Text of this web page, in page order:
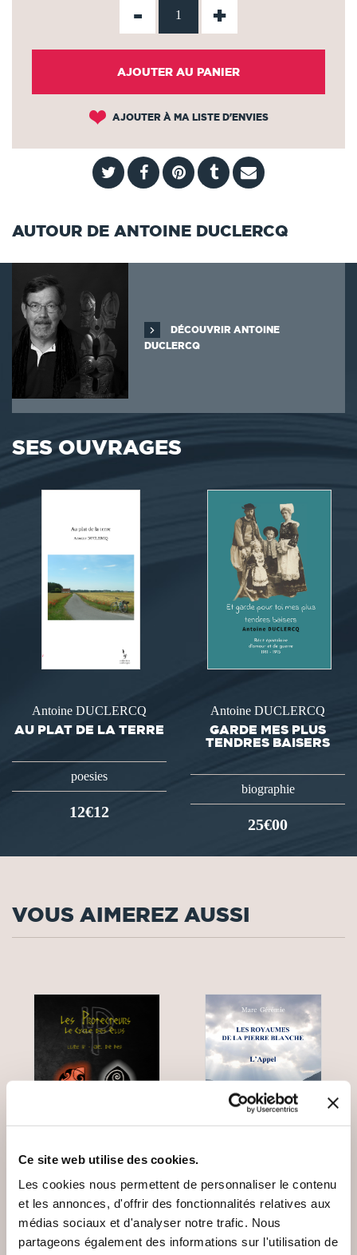
Ce site web utilise des cookies.
Les cookies nous permettent de personnaliser le contenu
et les annonces, d'offrir des fonctionnalités relatives aux
médias sociaux et d'analyser notre trafic. Nous
partageons également des informations sur l'utilisation de
- +
AJOUTER AU PANIER
AJOUTER À MA LISTE D'ENVIES
AUTOUR DE ANTOINE DUCLERCQ
DÉCOUVRIR ANTOINE
DUCLERCQ
SES OUVRAGES
Antoine DUCLERCQ
AU PLAT DE LA TERRE
poesies
12€12
Antoine DUCLERCQ
GARDE MES PLUS
TENDRES BAISERS
biographie
25€00
VOUS AIMEREZ AUSSI
(0 avis)
Guilhem Cano
(0 avis)
Marc Gérémie